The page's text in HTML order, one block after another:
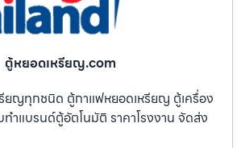
ตู้หยอดเหรียญ.com
ยญทุกชนิด ตู้กาแฟหยอดเหรียญ ตู้เครื่อง
ำแบรนด์ตู้อัตโนมัติ ราคาโรงงาน จัดส่ง